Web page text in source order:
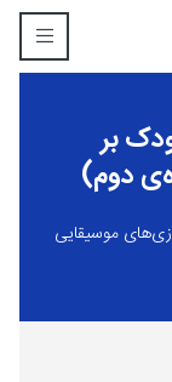
بر
دوم)
موسیقایی